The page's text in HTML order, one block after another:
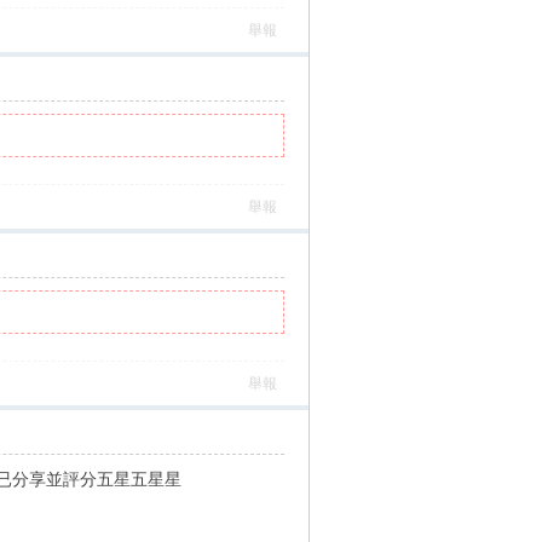
舉報
舉報
舉報
分享並評分五星五星星